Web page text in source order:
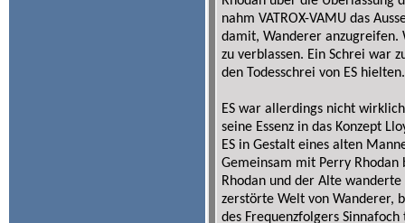
nahm VATROX-VAMU das
damit, Wanderer anzugreifen.
zu verblassen. Ein Schrei war
den Todesschrei von ES
ES war allerdings nicht
seine Essenz in das Konzept
ES in Gestalt eines alten
Gemeinsam mit Perry Rhodan
Rhodan und der Alte
zerstörte Welt von Wanderer,
des Frequenzfolgers